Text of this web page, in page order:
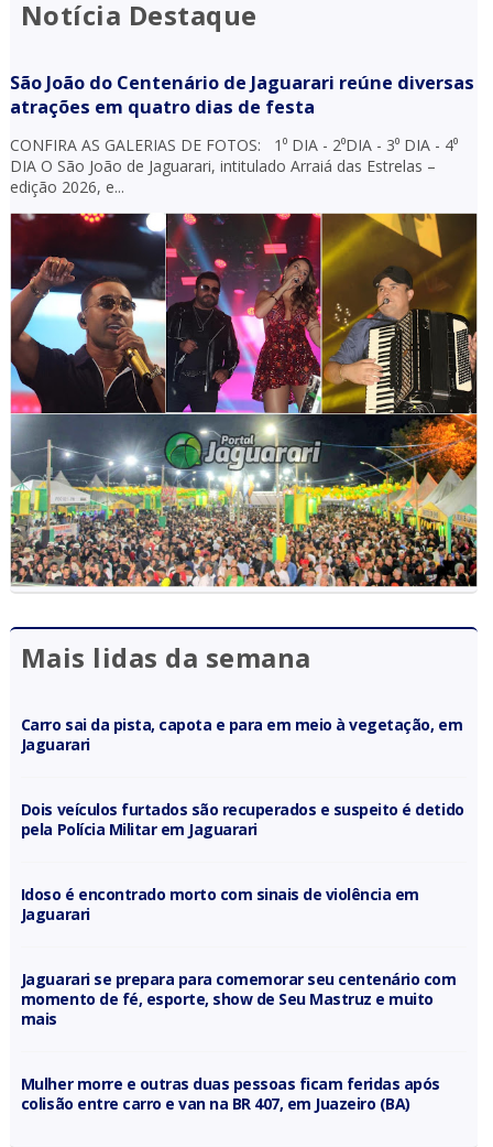
Notícia Destaque
São João do Centenário de Jaguarari reúne diversas
atrações em quatro dias de festa
CONFIRA AS GALERIAS DE FOTOS: 1⁰ DIA - 2⁰DIA - 3⁰ DIA - 4⁰
DIA O São João de Jaguarari, intitulado Arraiá das Estrelas –
edição 2026, e...
Mais lidas da semana
Carro sai da pista, capota e para em meio à vegetação, em
Jaguarari
Dois veículos furtados são recuperados e suspeito é detido
pela Polícia Militar em Jaguarari
Idoso é encontrado morto com sinais de violência em
Jaguarari
Jaguarari se prepara para comemorar seu centenário com
momento de fé, esporte, show de Seu Mastruz e muito
mais
Mulher morre e outras duas pessoas ficam feridas após
colisão entre carro e van na BR 407, em Juazeiro (BA)